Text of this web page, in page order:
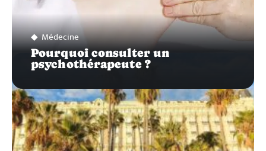
Médecine
Pourquoi consulter un
psychothérapeute ?